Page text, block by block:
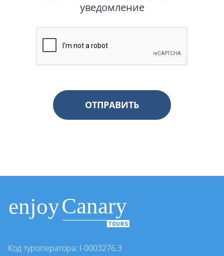
уведомление
ОТПРАВИТЬ
Код туроператора: I-0003276.3